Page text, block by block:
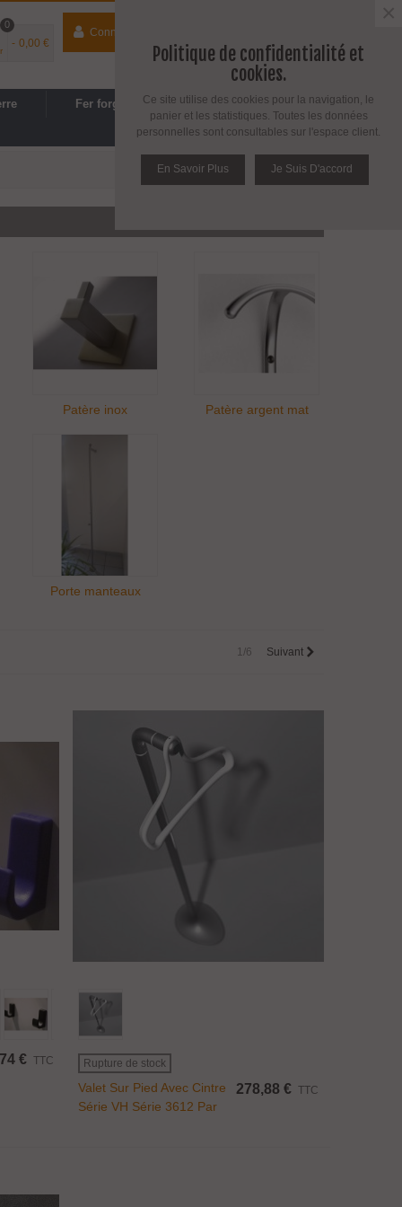
0
- 0,00 €
Connecter
Espace PRO / Avantages PRO
Fer forgé Cuisine, SDB
Patère inox Patère argent mat
Porte manteaux
1/6 Suivant
€ TTC Rupture de stock
Valet Sur Pied Avec Cintre
Série VH Série 3612 Par
278,88 € TTC
Politique de confidentialité et
cookies.
Ce site utilise des cookies pour la navigation, le
panier et les statistiques. Toutes les données
personnelles sont consultables sur l'espace client.
En Savoir Plus Je Suis D'accord